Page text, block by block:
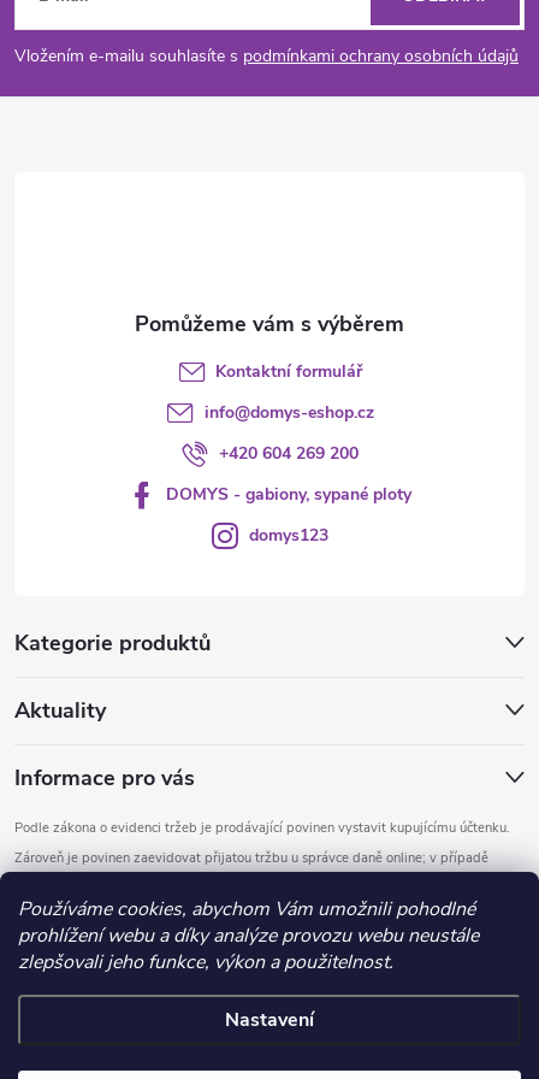
Používáme cookies, abychom Vám umožnili pohodlné
prohlížení webu a díky analýze provozu webu neustále
zlepšovali jeho funkce, výkon a použitelnost.
Nastavení
u
p
a
Vložením e-mailu souhlasíte s podmínkami ochrany osobních údajů
Kategorie produktů
Aktuality
Informace pro vás
Podle zákona o evidenci tržeb je prodávající povinen vystavit kupujícímu účtenku.
Zároveň je povinen zaevidovat přijatou tržbu u správce daně online; v případě
Kontaktní formulář
info@domys-eshop.cz
+420 604 269 200
DOMYS - gabiony, sypané ploty
domys123
Vytvořil Shoptet
Copyright 2026DOMYS. Všechna práva vyhrazena.